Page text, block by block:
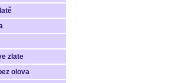
zlate
olova